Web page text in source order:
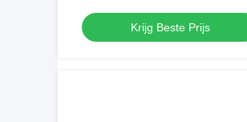
Aluminiumlegering Dakdrager voor
Voertuigen en Vrachtwagens
Krijg Beste Prijs